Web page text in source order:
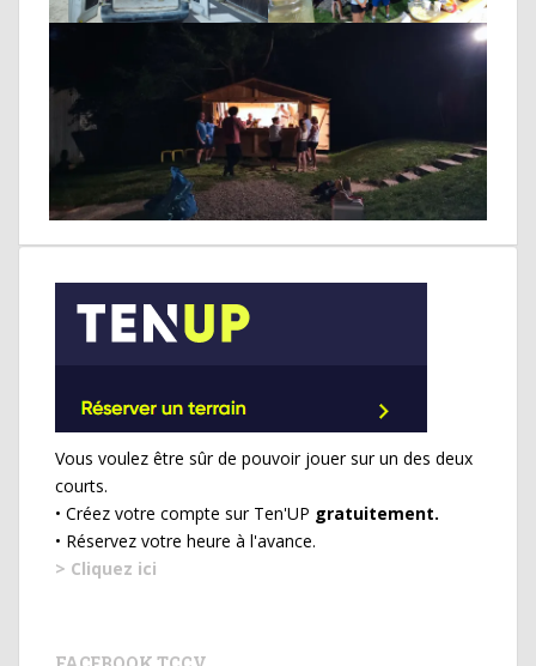
Vous voulez être sûr de pouvoir jouer sur un des deux
courts.
• Créez votre compte sur Ten'UP gratuitement.
• Réservez votre heure à l'avance.
> Cliquez ici